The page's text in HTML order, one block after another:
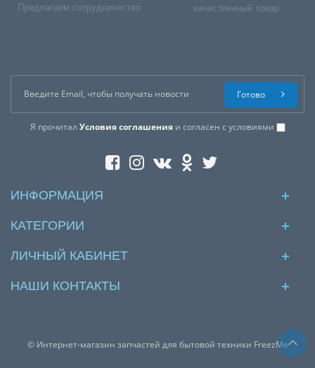
Предлагаем сотрудничество
качественный товар
Я прочитал Условия соглашенияи согласен с условиями
Готово
ИНФОРМАЦИЯ
КАТЕГОРИИ
ЛИЧНЫЙ КАБИНЕТ
НАШИ КОНТАКТЫ
© Интернет-магазин запчастей для бытовой техники FreezMe